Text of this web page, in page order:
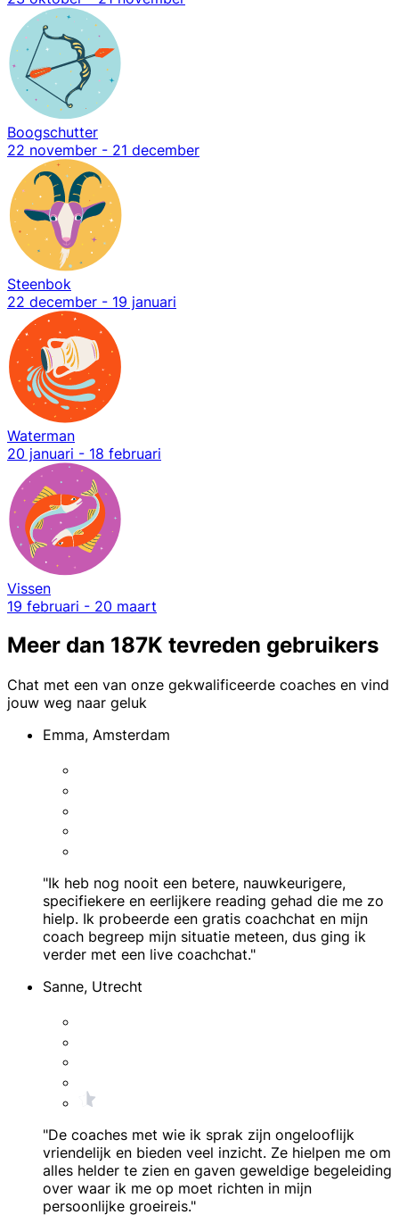
Boogschutter
22 november - 21 december
Steenbok
22 december - 19 januari
Waterman
20 januari - 18 februari
Vissen
19 februari - 20 maart
Meer dan 187K tevreden gebruikers
Chat met een van onze gekwalificeerde coaches en vind
jouw weg naar geluk
Emma, Amsterdam
"Ik heb nog nooit een betere, nauwkeurigere,
specifiekere en eerlijkere reading gehad die me zo
hielp. Ik probeerde een gratis coachchat en mijn
coach begreep mijn situatie meteen, dus ging ik
verder met een live coachchat."
Sanne, Utrecht
"De coaches met wie ik sprak zijn ongelooflijk
vriendelijk en bieden veel inzicht. Ze hielpen me om
alles helder te zien en gaven geweldige begeleiding
over waar ik me op moet richten in mijn
persoonlijke groeireis."